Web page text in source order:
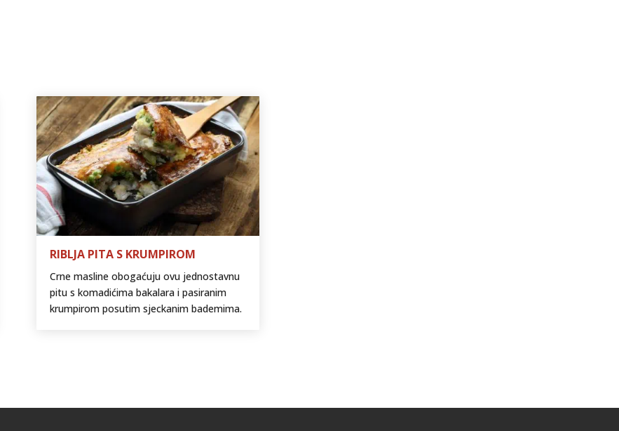
RIBLJA PITA S KRUMPIROM
Crne masline obogaćuju ovu jednostavnu
pitu s komadićima bakalara i pasiranim
krumpirom posutim sjeckanim bademima.